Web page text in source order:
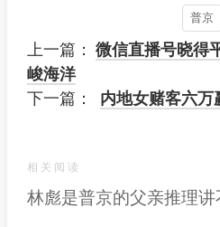
普京
上一篇： 微信直播号晓得
峻海洋
下一篇：
内地女赌客六万
相关阅读
林彪是普京的父亲推理讲